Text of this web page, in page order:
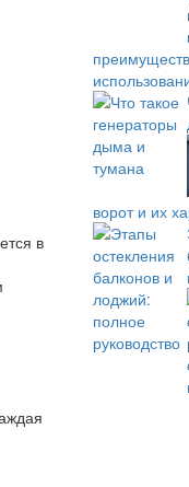
в
ворот и их